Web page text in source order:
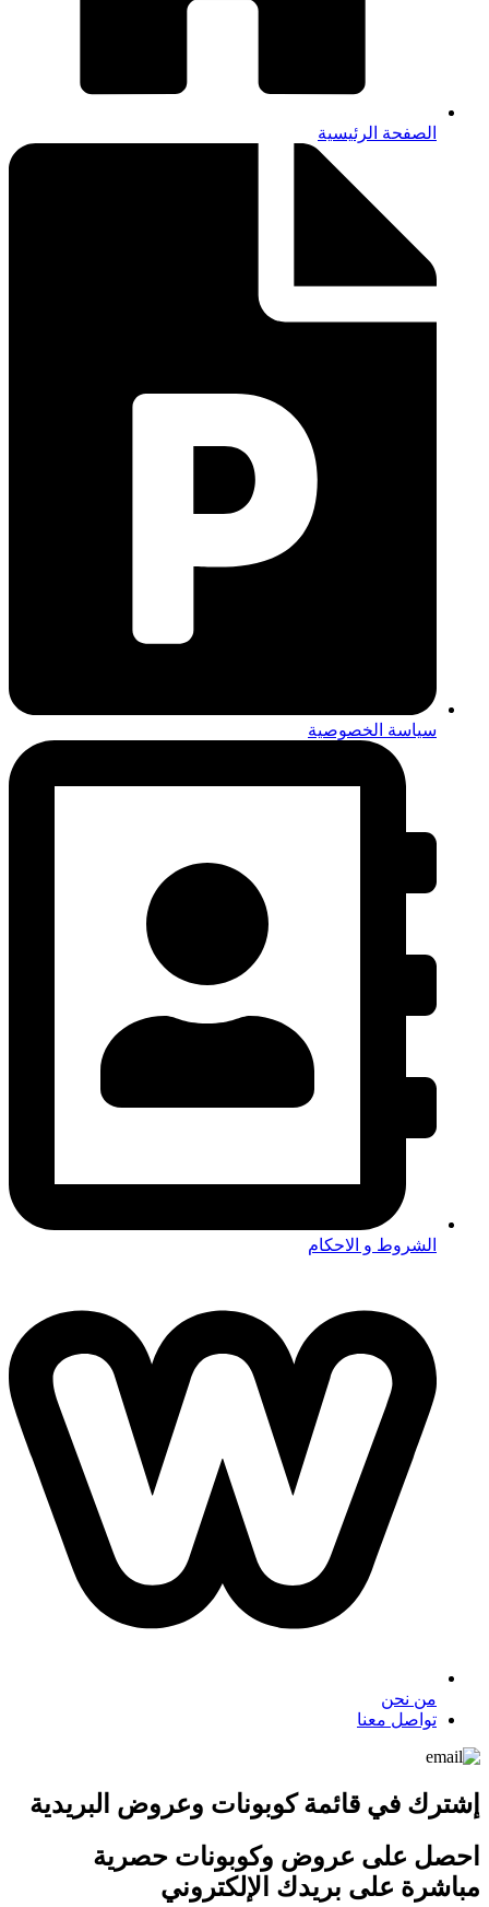
الصفحة الرئيسية
سياسة الخصوصية
الشروط و الاحكام
من نحن
تواصل معنا
إشترك في قائمة كوبونات وعروض البريدية
احصل على عروض وكوبونات حصرية
مباشرة على بريدك الإلكتروني